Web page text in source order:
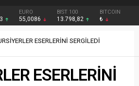
EURO
55,0086
BIST 100
13.798,82
BITCOIN
₺
ESERLERİNİ SERGİLEDİ
ESERLERİNİ